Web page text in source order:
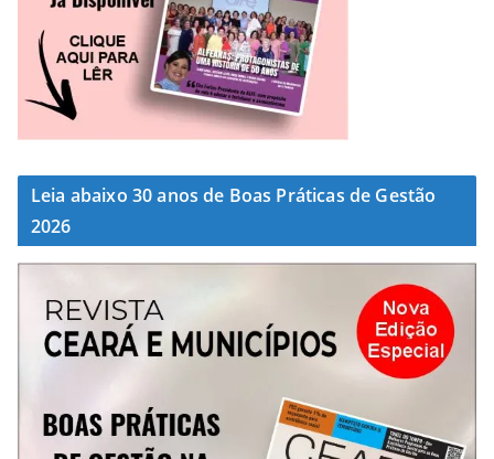
Leia abaixo 30 anos de Boas Práticas de Gestão
2026